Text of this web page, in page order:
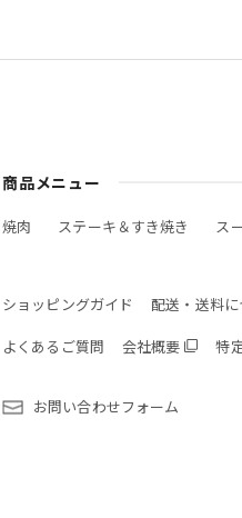
商品メニュー
焼肉 ステーキ＆すき焼き ス
ショッピングガイド 配送・送料に
よくあるご質問
会社概要 特
お問い合わせフォーム